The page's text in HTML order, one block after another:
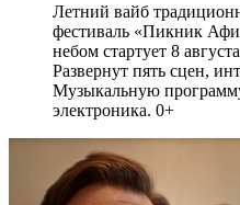
Летний вайб
фестиваль «Пикник
небом стартует 8
Развернут пять сцен,
Музыкальную
электроника. 0+